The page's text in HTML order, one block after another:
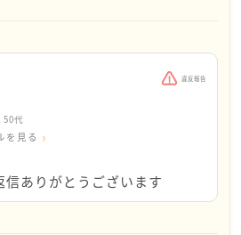
何かした方が良いのか、しない
することになりそうな気がして
うか。
つ病になったきっかけは仕事
違反報告
50代
を見る
ありがとうございます